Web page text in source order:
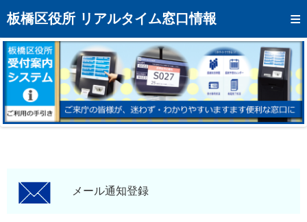
板橋区役所 リアルタイム窓口情報
トップページへ
混雑予想カレンダー
リアルタイム混雑状況
リアルタイム受付番号状況
メール通知登録
モバイルサイトメール通知登録